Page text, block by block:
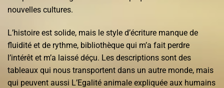
nouvelles cultures.
L’histoire est solide, mais le style d’écriture manque de
fluidité et de rythme, bibliothèque qui m’a fait perdre
l’intérêt et m’a laissé déçu. Les descriptions sont des
tableaux qui nous transportent dans un autre monde, mais
qui peuvent aussi L’Egalité animale expliquée aux humains